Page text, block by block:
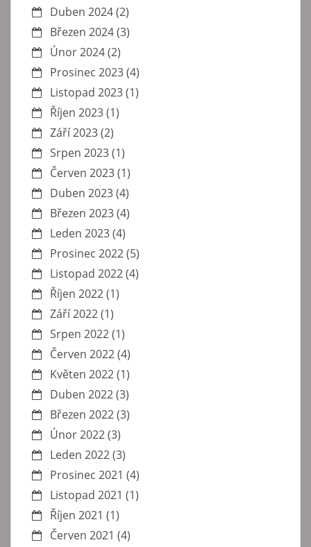
Duben 2024(2)
Březen 2024(3)
Únor 2024(2)
Prosinec 2023(4)
Listopad 2023(1)
Říjen 2023(1)
Září 2023(2)
Srpen 2023(1)
Červen 2023(1)
Duben 2023(4)
Březen 2023(4)
Leden 2023(4)
Prosinec 2022(5)
Listopad 2022(4)
Říjen 2022(1)
Září 2022(1)
Srpen 2022(1)
Červen 2022(4)
Květen 2022(1)
Duben 2022(3)
Březen 2022(3)
Únor 2022(3)
Leden 2022(3)
Prosinec 2021 (4)
Listopad 2021 (1)
Říjen 2021 (1)
Červen 2021 (4)